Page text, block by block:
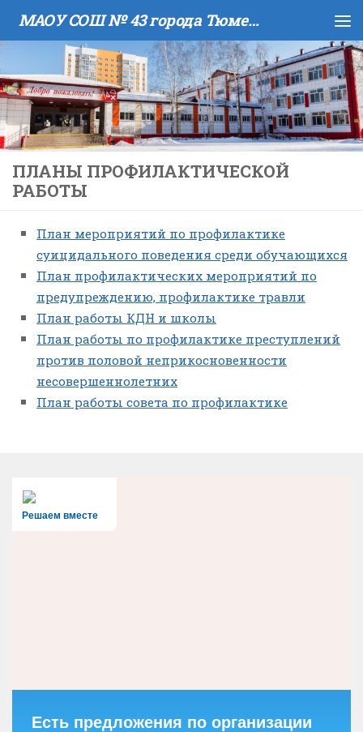
Skip to content МАОУ COШ № 43 города Тюмени имени В.И. Муравленко
ПЛАНЫ ПРОФИЛАКТИЧЕСКОЙ
РАБОТЫ
План мероприятий по профилактике
суицидального поведения среди обучающихся
План профилактических мероприятий по
предупреждению, профилактике травли
План работы КДН и школы
План работы по профилактике преступлений
против половой неприкосновенности
несовершеннолетних
План работы совета по профилактике
Решаем вместе
Есть предложения по организации